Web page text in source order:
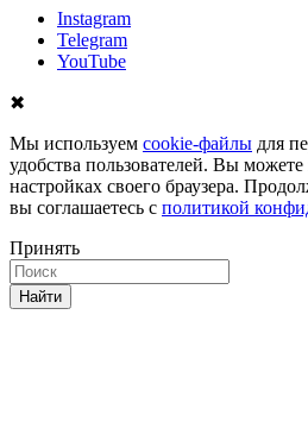
Instagram
Telegram
YouTube
✖
Мы используем cookie-файлы для
удобства пользователей. Вы можете
настройках своего браузера.
вы соглашаетесь с политикой
Принять
Найти